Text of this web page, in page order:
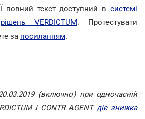
повний текст доступний в системі
VERDICTUM. Протестувати
за посиланням.
(включно) при одночасній
і CONTR AGENT діє знижка